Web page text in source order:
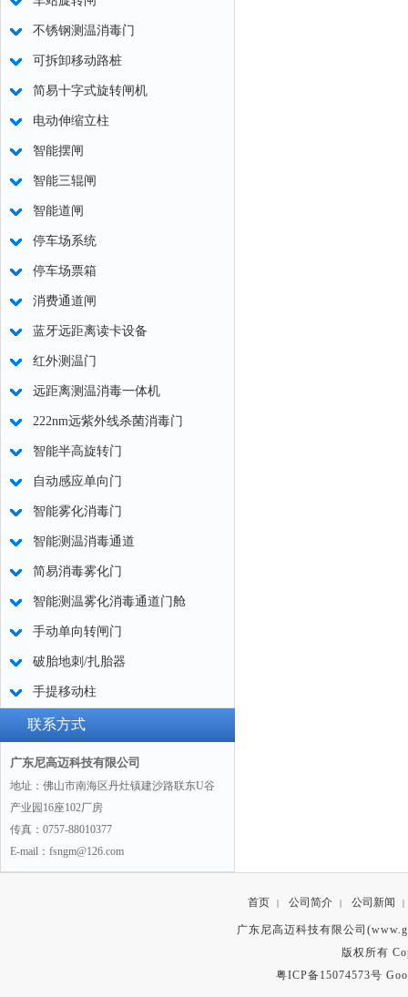
不锈钢测温消毒门
可拆卸移动路桩
简易十字式旋转闸机
电动伸缩立柱
智能摆闸
智能三辊闸
智能道闸
停车场系统
停车场票箱
消费通道闸
蓝牙远距离读卡设备
红外测温门
远距离测温消毒一体机
222nm远紫外线杀菌消毒门
智能半高旋转门
自动感应单向门
智能雾化消毒门
智能测温消毒通道
简易消毒雾化门
智能测温雾化消毒通道门舱
手动单向转闸门
破胎地刺/扎胎器
手提移动柱
联系方式
广东尼高迈科技有限公司
地址：佛山市南海区丹灶镇建沙路联东U谷
产业园16座102厂房
传真：0757-88010377
E-mail：fsngm@126.com
首页 | 公司简介 | 公司新闻 |
广东尼高迈科技有限公司
版权所有
粤ICP备15074573号